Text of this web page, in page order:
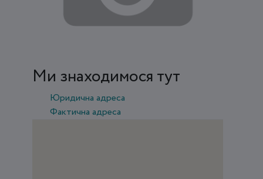
Ми знаходимося тут
Юридична адреса
Фактична адреса